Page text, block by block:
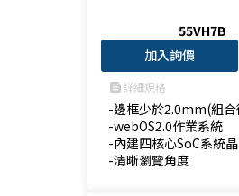
55VH7B
加入詢價
feed詳細規格
-邊框少於2.0mm(組合
-webOS2.0作業系統
-內建四核心SoC系統晶
-清晰瀏覽角度